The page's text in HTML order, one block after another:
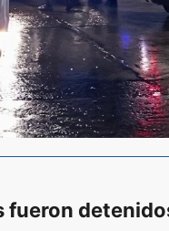
fueron